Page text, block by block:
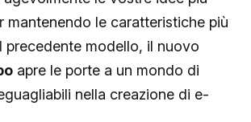
mantenendo le caratteristiche più
precedente modello, il nuovo
apre le porte a un mondo di
nella creazione di e-